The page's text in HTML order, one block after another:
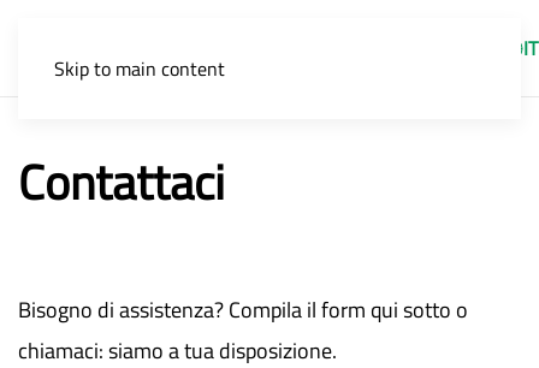
Skip to main content
IT
Contattaci
Bisogno di assistenza? Compila il form qui sotto o
chiamaci: siamo a tua disposizione.